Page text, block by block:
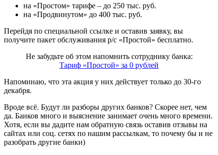
на «Простом» тарифе – до 250 тыс. руб.
на «Продвинутом» до 400 тыс. руб.
Перейдя по специальной ссылке и оставив заявку, вы
получите пакет обслуживания р/с «Простой» бесплатно.
Не забудьте об этом напомнить сотруднику банка:
Тариф «Простой» за 0 рублей
Напоминаю, что эта акция у них действует только до 30-го
декабря.
Вроде всё. Будут ли разборы других банков? Скорее нет, чем
да. Банков много и выяснение занимает очень много времени.
Хотя, если вы дадите нам обратную связь оставив отзывы на
сайтах или соц. сетях по нашим рассылкам, то почему бы и не
разобрать другие банки)